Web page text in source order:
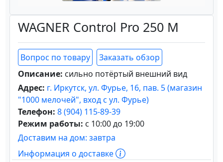
WAGNER Control Pro 250 M
Вопрос по товару
Заказать обзор
Описание: сильно потёртый внешний вид
Адрес: г. Иркутск, ул. Фурье, 16, пав. 5 (магазин
"1000 мелочей", вход с ул. Фурье)
Телефон: 8 (904) 115-89-39
Режим работы: с 10:00 до 19:00
Доставим на дом: завтра
Информация о доставке